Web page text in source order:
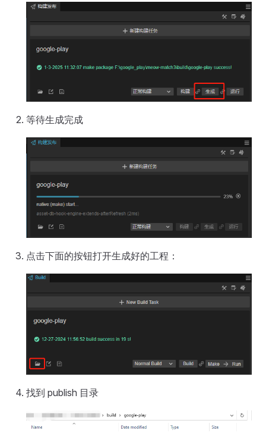
等待生成完成
点击下面的按钮打开生成好的工程：
找到 publish 目录